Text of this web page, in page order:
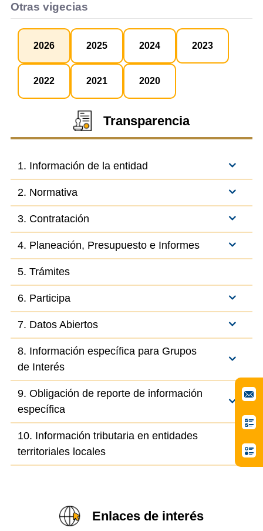
Otras vigecias
2026 2025 2024 2023
2022 2021 2020
Transparencia
1. Información de la entidad
2. Normativa
3. Contratación
4. Planeación, Presupuesto e Informes
5. Trámites
6. Participa
7. Datos Abiertos
8. Información específica para Grupos
de Interés
9. Obligación de reporte de información
específica
10. Información tributaria en entidades
territoriales locales
Enlaces de interés